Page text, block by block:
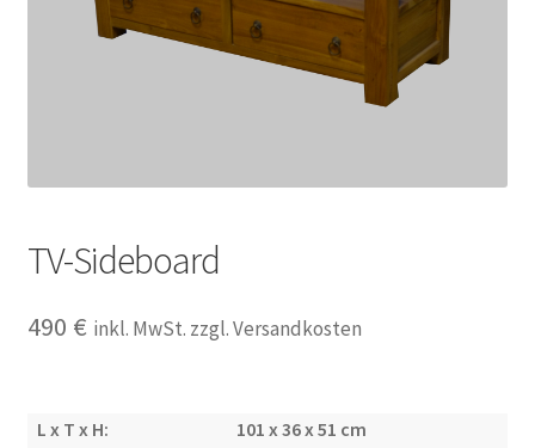
Kontakt
Versandarten
TV-Sideboard
490 € inkl. MwSt. zzgl. Versandkosten
L x T x H:
101 x 36 x 51 cm